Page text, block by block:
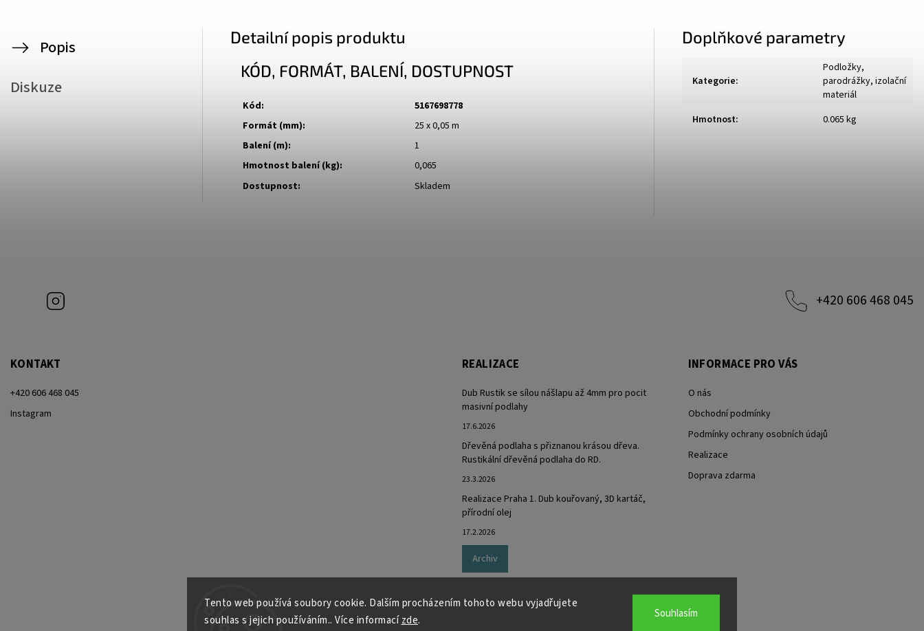
Tento web používá soubory cookie. Dalším procházením tohoto webu vyjadřujete
souhlas s jejich používáním.. Více informacízde. Souhlasím
Popis
Diskuze
Detailní popis produktu
KÓD, FORMÁT, BALENÍ, DOSTUPNOST
Kód:
5167698778
Formát (mm):
25 x 0,05 m
Balení (m):
1
Hmotnost balení (kg):
0,065
Dostupnost:
Skladem
Doplňkové parametry
Kategorie:
Podložky,
parodrážky, izolační
materiál
Hmotnost: 0.065 kg
+420 606 468 045
KONTAKT
+420 606 468 045
Instagram
REALIZACE
Dub Rustik se sílou nášlapu až 4mm pro pocit
masivní podlahy
17.6.2026
Dřevěná podlaha s přiznanou krásou dřeva.
Rustikální dřevěná podlaha do RD.
23.3.2026
Realizace Praha 1. Dub kouřovaný, 3D kartáč,
přírodní olej
17.2.2026
Archiv
INFORMACE PRO VÁS
O nás
Obchodní podmínky
Podmínky ochrany osobních údajů
Realizace
Doprava zdarma